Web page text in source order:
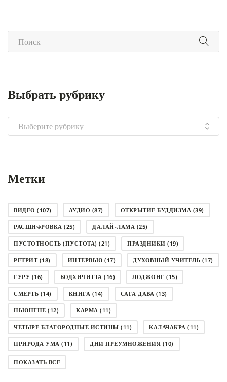
Выбрать рубрику
Выбрать
рубрику
Метки
ВИДЕО (107) АУДИО (87) ОТКРЫТИЕ БУДДИЗМА (39)
РАСШИФРОВКА (25) ДАЛАЙ-ЛАМА (25)
ПУСТОТНОСТЬ (ПУСТОТА) (21) ПРАЗДНИКИ (19)
РЕТРИТ(18) ИНТЕРВЬЮ (17) ДУХОВНЫЙ УЧИТЕЛЬ (17)
ГУРУ (16) БОДХИЧИТТА (16) ЛОДЖОНГ (15)
СМЕРТЬ (14) КНИГА (14) САГА ДАВА (13)
НЬЮНГНЕ (12) КАРМА (11)
ЧЕТЫРЕ БЛАГОРОДНЫЕ ИСТИНЫ (11) КАЛАЧАКРА (11)
ПРИРОДА УМА (11) ДНИ ПРЕУМНОЖЕНИЯ (10)
СОВЕТ(10)
ПОКАЗАТЬ ВСЕ